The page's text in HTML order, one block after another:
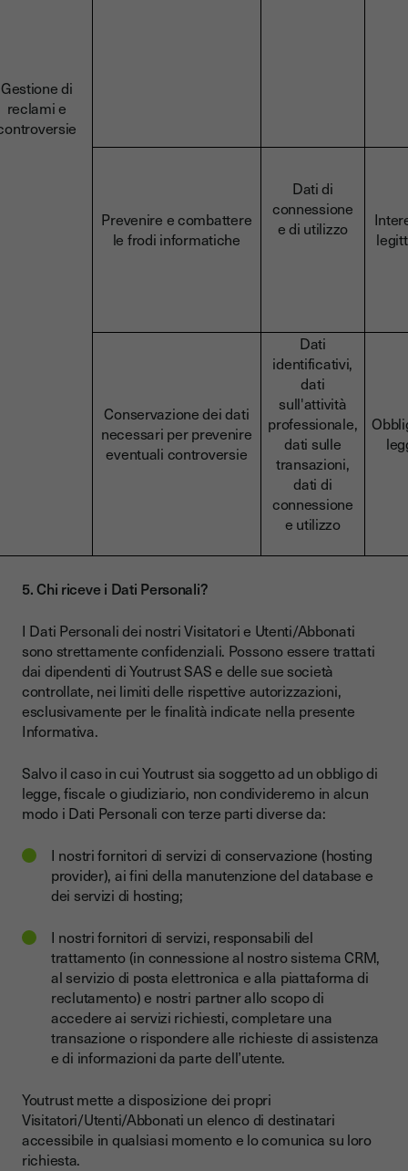
Gestione di
reclami e
Prevenire e combattere
le frodi informatiche
Dati di
connessione
e di utilizzo
Conservazione dei dati
necessari per prevenire
eventuali controversie
Dati
identificativi,
dati
sull'attività
professionale,
dati sulle
transazioni,
dati di
connessione
e utilizzo
5. Chi riceve i Dati Personali?
I Dati Personali dei nostri Visitatori e Utenti/Abbonati
sono strettamente confidenziali. Possono essere trattati
dai dipendenti di Youtrust SAS e delle sue società
controllate, nei limiti delle rispettive autorizzazioni,
esclusivamente per le finalità indicate nella presente
Informativa.
Salvo il caso in cui Youtrust sia soggetto ad un obbligo di
legge, fiscale o giudiziario, non condivideremo in alcun
modo i Dati Personali con terze parti diverse da:
I nostri fornitori di servizi di conservazione (hosting
provider), ai fini della manutenzione del database e
dei servizi di hosting;
I nostri fornitori di servizi, responsabili del
trattamento (in connessione al nostro sistema CRM,
al servizio di posta elettronica e alla piattaforma di
reclutamento) e nostri partner allo scopo di
accedere ai servizi richiesti, completare una
transazione o rispondere alle richieste di assistenza
e di informazioni da parte dell’utente.
Youtrust mette a disposizione dei propri
Visitatori/Utenti/Abbonati un elenco di destinatari
accessibile in qualsiasi momento e lo comunica su loro
richiesta.